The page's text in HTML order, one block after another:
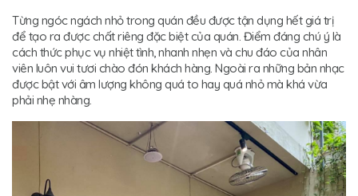
Từng ngóc ngách nhỏ trong quán đều được tận dụng hết giá trị
để tạo ra được chất riêng đặc biệt của quán. Điểm đáng chú ý là
cách thức phục vụ nhiệt tình, nhanh nhẹn và chu đáo của nhân
viên luôn vui tươi chào đón khách hàng. Ngoài ra những bản nhạc
được bật với âm lượng không quá to hay quá nhỏ mà khá vừa
phải nhẹ nhàng.